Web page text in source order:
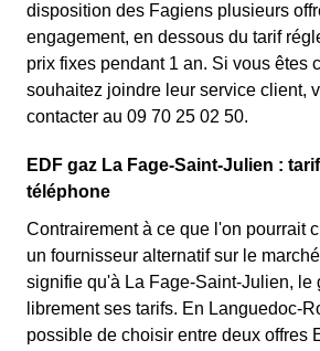
disposition des Fagiens plusieurs
engagement, en dessous du tarif
prix fixes pendant 1 an. Si vous êtes
souhaitez joindre leur service client,
contacter au 09 70 25 02 50.
EDF gaz La Fage-Saint-Julien :
téléphone
Contrairement à ce que l'on pourrait
un fournisseur alternatif sur le
signifie qu'à La Fage-Saint-Julien, le
librement ses tarifs. En Languedoc-
possible de choisir entre deux offres